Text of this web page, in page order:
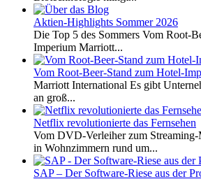
Aktien-Highlights Sommer 2026
Die Top 5 des Sommers Vom Root-
Imperium Marriott...
Vom Root-Beer-Stand zum Hotel-
Marriott International Es gibt
an groß...
Netflix revolutionierte das Fernsehen
Vom DVD-Verleiher zum
in Wohnzimmern rund um...
SAP – Der Software-Riese aus der